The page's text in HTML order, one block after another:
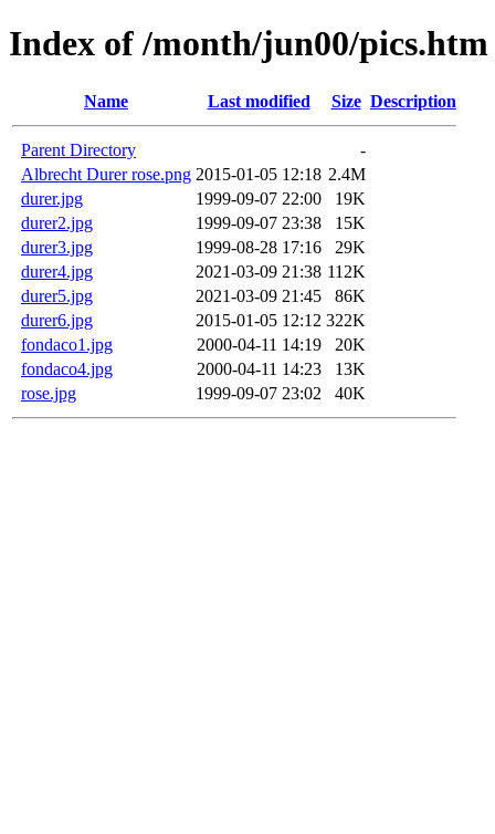
Index of /month/jun00/pics.htm
Name Last modified Size Description
Parent Directory
-
Albrecht Durer rose.png 2015-01-05 12:18 2.4M
durer.jpg
1999-09-07 22:00
19K
durer2.jpg
1999-09-07 23:38
15K
durer3.jpg
1999-08-28 17:16
29K
durer4.jpg
2021-03-09 21:38 112K
durer5.jpg
2021-03-09 21:45
86K
durer6.jpg
2015-01-05 12:12 322K
fondaco1.jpg
2000-04-11 14:19
20K
fondaco4.jpg
2000-04-11 14:23
13K
rose.jpg
1999-09-07 23:02 40K